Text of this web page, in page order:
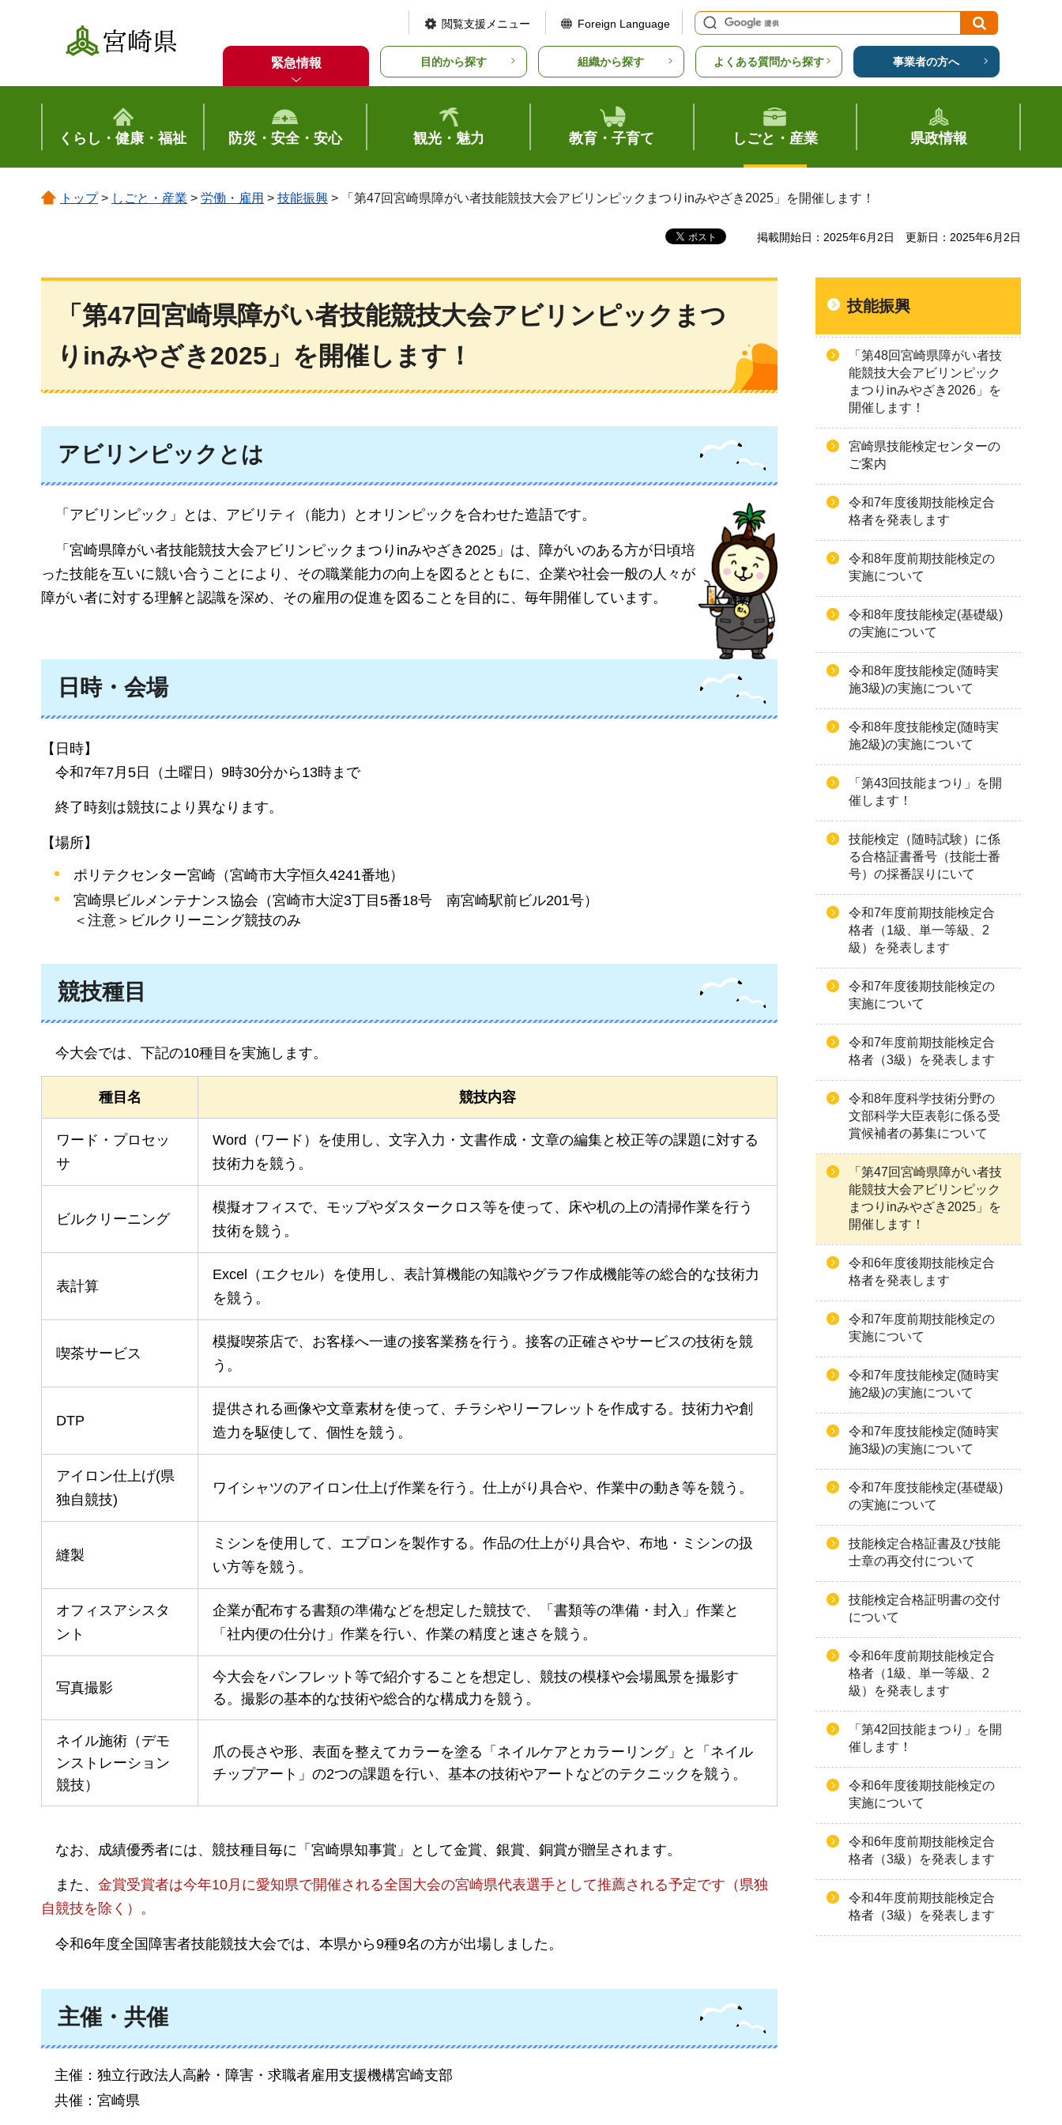
宮崎県
閲覧支援メニュー Foreign Language
緊急情報 目的から探す 組織から探す よくある質問から探す 事業者の方へ
くらし・健康・福祉 防災・安全・安心 観光・魅力 教育・子育て しごと・産業 県政情報
トップ> しごと・産業 > 労働・雇用 > 技能振興 > 「第47回宮崎県障がい者技能競技大会アビリンピックまつりinみやざき2025」を開催します！
掲載開始日：2025年6月2日 更新日：2025年6月2日
「第47回宮崎県障がい者技能競技大会アビリンピックまつ
りinみやざき2025」を開催します！
アビリンピックとは
「アビリンピック」 とは、アビリティ（能力）とオリンピックを合わせた造語です。
「宮崎県障がい者技能競技大会アビリンピックまつりinみやざき2025」 は、障がいのある方が日頃培
った技能を互いに競い合うことにより、その職業能力の向上を図るとともに、企業や社会一般の人々が
障がい者に対する理解と認識を深め、その雇用の促進を図ることを目的に、毎年開催しています。
日時・会場
【日時】
令和7年7月5日（土曜日）9時30分から13時まで
終了時刻は競技により異なります。
【場所】
ポリテクセンター宮崎（宮崎市大字恒久4241番地）
宮崎県ビルメンテナンス協会（宮崎市大淀3丁目5番18号
南宮崎駅前ビル201号）
＜注意＞ビルクリーニング競技のみ
競技種目
今大会では、下記の10種目を実施します。
種目名 競技内容
ワード・プロセッ
サ
Word（ワード）を使用し、文字入力・文書作成・文章の編集と校正等の課題に対する
技術力を競う。
ビルクリーニング
模擬オフィスで、モップやダスタークロス等を使って、床や机の上の清掃作業を行う
技術を競う。
表計算
Excel（エクセル）を使用し、表計算機能の知識やグラフ作成機能等の総合的な技術力
を競う。
喫茶サービス
模擬喫茶店で、お客様へ一連の接客業務を行う。接客の正確さやサービスの技術を競
う。
DTP
提供される画像や文章素材を使って、チラシやリーフレットを作成する。技術力や創
造力を駆使して、個性を競う。
アイロン仕上げ(県
独自競技)
ワイシャツのアイロン仕上げ作業を行う。仕上がり具合や、作業中の動き等を競う。
縫製
ミシンを使用して、エプロンを製作する。作品の仕上がり具合や、布地・ミシンの扱
い方等を競う。
オフィスアシスタ
ント
企業が配布する書類の準備などを想定した競技で、「書類等の準備・封入」作業と
「社内便の仕分け」作業を行い、作業の精度と速さを競う。
写真撮影
今大会をパンフレット等で紹介することを想定し、競技の模様や会場風景を撮影す
る。撮影の基本的な技術や総合的な構成力を競う。
ネイル施術（デモ
ンストレーション
競技）
爪の長さや形、表面を整えてカラーを塗る「ネイルケアとカラーリング」と「ネイル
チップアート」の2つの課題を行い、基本の技術やアートなどのテクニックを競う。
なお、 成績優秀者には、競技種目毎に「宮崎県知事賞」として金賞、銀賞、銅賞が贈呈されます。
また、 金賞受賞者は今年10月に愛知県で開催される全国大会の宮崎県代表選手として推薦される予定です（県独
自競技を除く）。
令和6年度全国障害者技能競技大会では、本県から9種9名の方が出場しました。
主催・共催
主催：独立行政法人高齢・障害・求職者雇用支援機構宮崎支部
共催：宮崎県
技能振興
「第48回宮崎県障がい者技
能競技大会アビリンピック
まつりinみやざき2026」を
開催します！
宮崎県技能検定センターの
ご案内
令和7年度後期技能検定合
格者を発表します
令和8年度前期技能検定の
実施について
令和8年度技能検定(基礎級)
の実施について
令和8年度技能検定(随時実
施3級)の実施について
令和8年度技能検定(随時実
施2級)の実施について
「第43回技能まつり」を開
催します！
技能検定（随時試験）に係
る合格証書番号（技能士番
号）の採番誤りにいて
令和7年度前期技能検定合
格者（1級、単一等級、2
級）を発表します
令和7年度後期技能検定の
実施について
令和7年度前期技能検定合
格者（3級）を発表します
令和8年度科学技術分野の
文部科学大臣表彰に係る受
賞候補者の募集について
「第47回宮崎県障がい者技
能競技大会アビリンピック
まつりinみやざき2025」を
開催します！
令和6年度後期技能検定合
格者を発表します
令和7年度前期技能検定の
実施について
令和7年度技能検定(随時実
施2級)の実施について
令和7年度技能検定(随時実
施3級)の実施について
令和7年度技能検定(基礎級)
の実施について
技能検定合格証書及び技能
士章の再交付について
技能検定合格証明書の交付
について
令和6年度前期技能検定合
格者（1級、単一等級、2
級）を発表します
「第42回技能まつり」を開
催します！
令和6年度後期技能検定の
実施について
令和6年度前期技能検定合
格者（3級）を発表します
令和4年度前期技能検定合
格者（3級）を発表します